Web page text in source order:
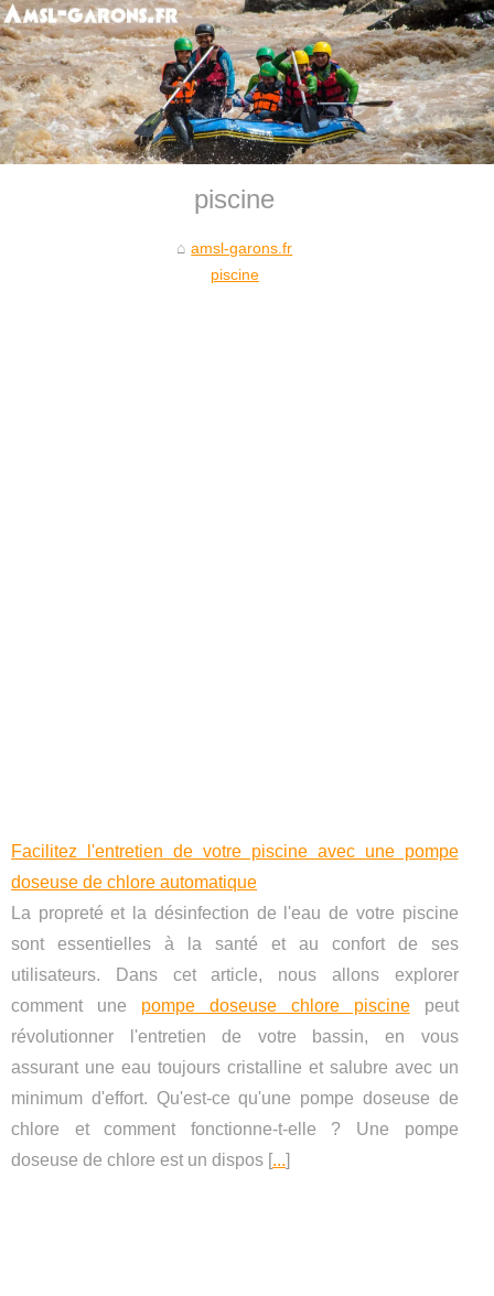
piscine
amsl-garons.fr
piscine
Facilitez l'entretien de votre piscine avec une pompe
doseuse de chlore automatique
La propreté et la désinfection de l'eau de votre piscine
sont essentielles à la santé et au confort de ses
utilisateurs. Dans cet article, nous allons explorer
comment une pompe doseuse chlore piscinepeut
révolutionner l'entretien de votre bassin, en vous
assurant une eau toujours cristalline et salubre avec un
minimum d'effort. Qu'est-ce qu'une pompe doseuse de
chlore et comment fonctionne-t-elle ? Une pompe
doseuse de chlore est un dispos [...]